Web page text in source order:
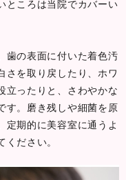
ところは当院でカバーい
歯の表面に付いた着色汚
さを取り戻したり、ホワ
立ったりと、さわやかな
す。磨き残しや細菌を原
定期的に美容室に通うよ
ださい。